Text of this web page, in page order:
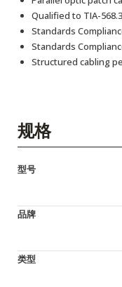
Qualified to TIA-
Standards
Standards
Structured cabling
规格
型号
品牌
类型